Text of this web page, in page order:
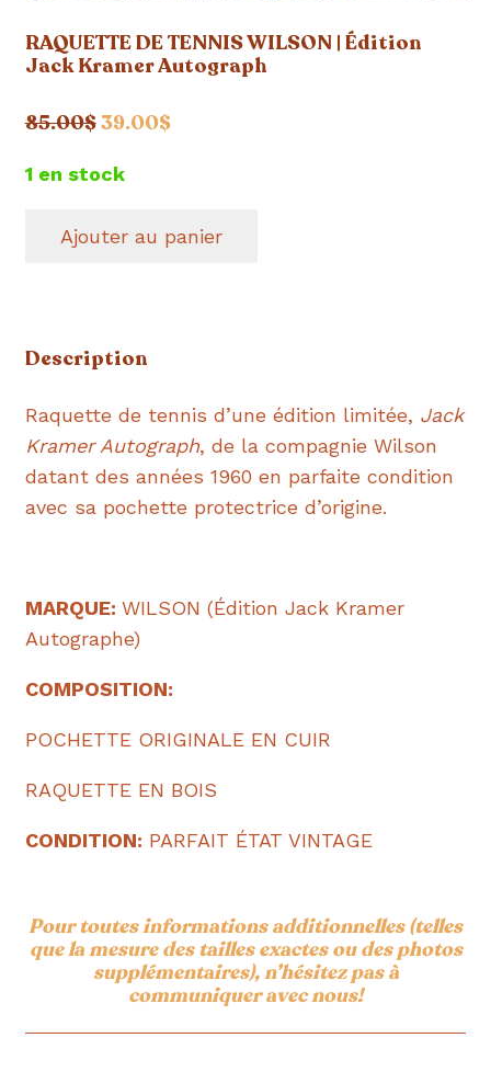
RAQUETTE DE TENNIS WILSON | Édition
Jack Kramer Autograph
85.00$Le
initial
85.00$.
39.00$Le
39.00$.
1 en stock
quantité
TENNIS
WILSON
Édition
Ajouter au panier
Description
Raquette de tennis d’une édition limitée, Jack
Kramer Autograph, de la compagnie Wilson
datant des années 1960 en parfaite condition
avec sa pochette protectrice d’origine.
MARQUE: WILSON (Édition Jack Kramer
Autographe)
COMPOSITION:
POCHETTE ORIGINALE EN CUIR
RAQUETTE EN BOIS
CONDITION: PARFAIT ÉTAT VINTAGE
Pour toutes informations additionnelles (telles
que la mesure des tailles exactes ou des photos
supplémentaires), n’hésitez pas à
communiquer avec nous!